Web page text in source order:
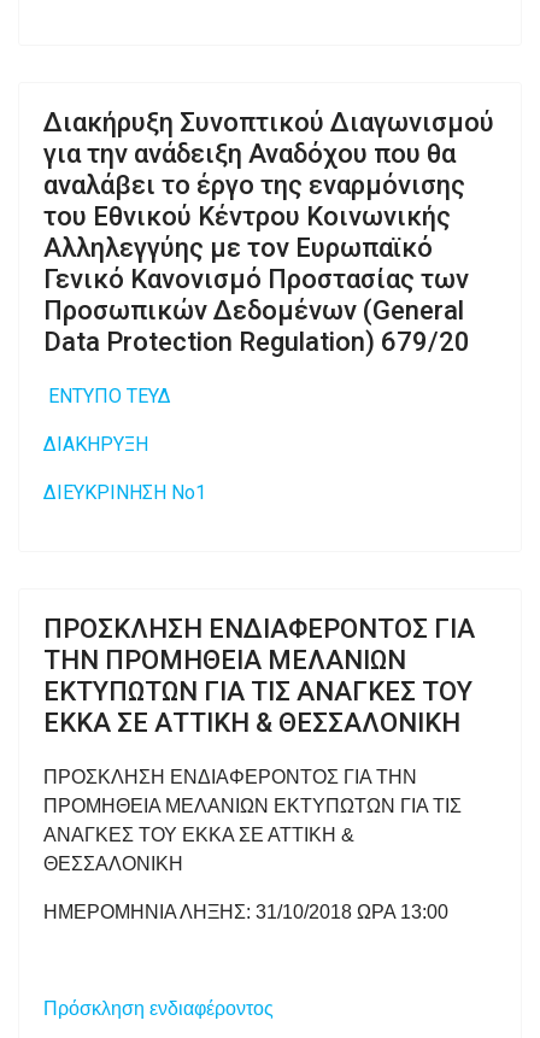
Διακήρυξη Συνοπτικού Διαγωνισμού
για την ανάδειξη Αναδόχου που θα
αναλάβει το έργο της εναρμόνισης
του Εθνικού Κέντρου Κοινωνικής
Αλληλεγγύης με τον Ευρωπαϊκό
Γενικό Κανονισμό Προστασίας των
Προσωπικών Δεδομένων (General
Data Protection Regulation) 679/20
ΕΝΤΥΠΟ ΤΕΥΔ
ΔΙΑΚΗΡΥΞΗ
ΔΙΕΥΚΡΙΝΗΣΗ Νο1
ΠΡΟΣΚΛΗΣΗ ΕΝΔΙΑΦΕΡΟΝΤΟΣ ΓΙΑ
ΤΗΝ ΠΡΟΜΗΘΕΙΑ ΜΕΛΑΝΙΩΝ
ΕΚΤΥΠΩΤΩΝ ΓΙΑ ΤΙΣ ΑΝΑΓΚΕΣ ΤΟΥ
ΕΚΚΑ ΣΕ ΑΤΤΙΚΗ & ΘΕΣΣΑΛΟΝΙΚΗ
ΠΡΟΣΚΛΗΣΗ ΕΝΔΙΑΦΕΡΟΝΤΟΣ ΓΙΑ ΤΗΝ
ΠΡΟΜΗΘΕΙΑ ΜΕΛΑΝΙΩΝ ΕΚΤΥΠΩΤΩΝ ΓΙΑ ΤΙΣ
ΑΝΑΓΚΕΣ ΤΟΥ ΕΚΚΑ ΣΕ ΑΤΤΙΚΗ &
ΘΕΣΣΑΛΟΝΙΚΗ
ΗΜΕΡΟΜΗΝΙΑ ΛΗΞΗΣ: 31/10/2018 ΩΡΑ 13:00
Πρόσκληση ενδιαφέροντος